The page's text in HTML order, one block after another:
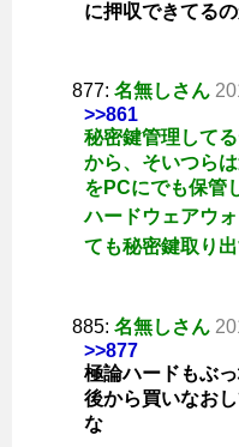
に押収できてるの
877: 名無しさん
>>861
秘密鍵管理して
から、そいつら
をPCにでも保管
ハードウェアウ
ても秘密鍵取り
885: 名無しさん
>>877
極論ハードもぶ
後から買いなお
な